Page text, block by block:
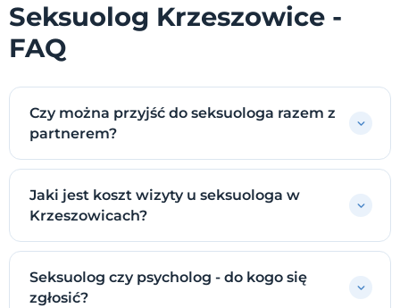
Seksuolog Krzeszowice -
FAQ
Czy można przyjść do seksuologa razem z
partnerem?
Jaki jest koszt wizyty u seksuologa w
Krzeszowicach?
Seksuolog czy psycholog - do kogo się
zgłosić?